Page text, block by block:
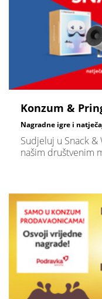
Konzum &
Nagradne igre i
Sudjeluj u Snack
našim društvenim